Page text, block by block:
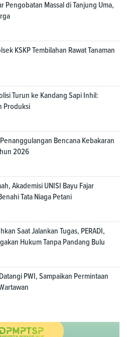
Pengobatan Massal di Tanjung Uma,
KSKP Tembilahan Rawat Tanaman
Turun ke Kandang Sapi Inhil:
Produksi
Bencana Kebakaran
2026
Akademisi UNISI Bayu Fajar
Tata Niaga Petani
Saat Jalankan Tugas, PERADI,
Hukum Tanpa Pandang Bulu
PWI, Sampaikan Permintaan